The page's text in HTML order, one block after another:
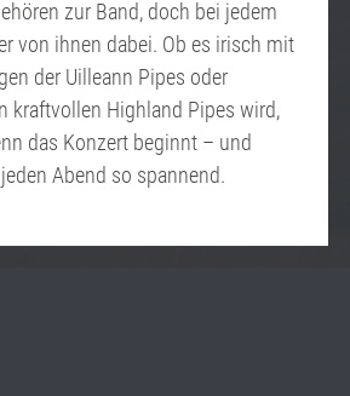
zur Band, doch bei jedem
von ihnen dabei. Ob es irisch mit
der Uilleann Pipes oder
kraftvollen Highland Pipes wird,
das Konzert beginnt – und
Abend so spannend.